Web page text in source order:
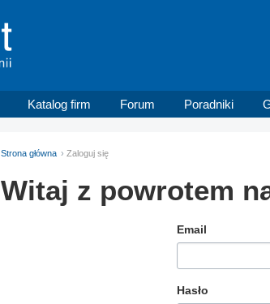
Katalog firm Forum Poradniki
Strona główna Zaloguj się
Witaj z powrotem
Email
Hasło